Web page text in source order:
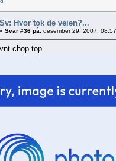
Sv: Hvor tok de veien?...
« Svar #36 på: desember 29, 2007,
chop top